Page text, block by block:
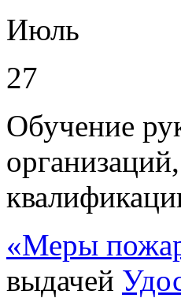
Июль
27
Обучение
«Меры
выдачей